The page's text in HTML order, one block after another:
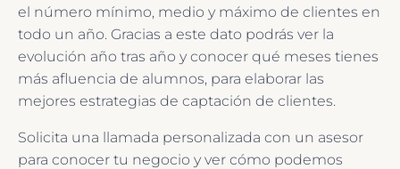
el número mínimo, medio y máximo de clientes en
todo un año. Gracias a este dato podrás ver la
evolución año tras año y conocer qué meses tienes
más afluencia de alumnos, para elaborar las
mejores estrategias de captación de clientes.
Solicita una llamada personalizada con un asesor
para conocer tu negocio y ver cómo podemos